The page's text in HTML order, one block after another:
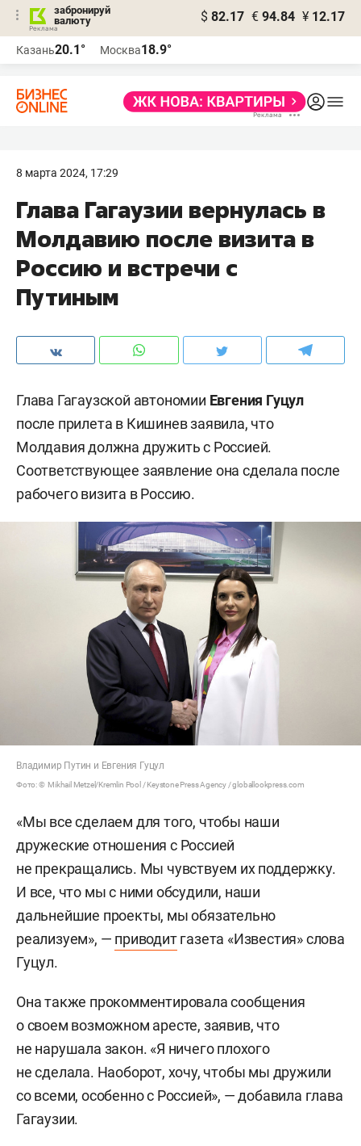
забронируй
валюту
$ 82.17 € 94.84 ¥ 12.17
Казань20.1° Москва18.9°
8 марта 2024, 17:29
Глава Гагаузии вернулась в
Молдавию после визита в
Россию и встречи с
Путиным
Глава Гагаузской автономии Евгения Гуцул
после прилета в Кишинев заявила, что
Молдавия должна дружить с Россией.
Соответствующее заявление она сделала после
рабочего визита в Россию.
Владимир Путин и Евгения Гуцул
Фото: © Mikhail Metzel/Kremlin Pool / Keystone Press Agency / globallookpress.com
«Мы все сделаем для того, чтобы наши
дружеские отношения с Россией
не прекращались. Мы чувствуем их поддержку.
И все, что мы с ними обсудили, наши
дальнейшие проекты, мы обязательно
реализуем», — приводитгазета «Известия» слова
Гуцул.
Она также прокомментировала сообщения
о своем возможном аресте, заявив, что
не нарушала закон. «Я ничего плохого
не сделала. Наоборот, хочу, чтобы мы дружили
со всеми, особенно с Россией», — добавила глава
Гагаузии.